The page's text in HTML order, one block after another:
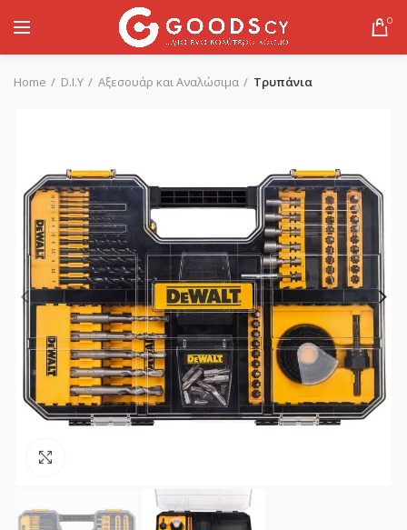
0
Home D.I.Y Αξεσουάρ και Αναλώσιμα Τρυπάνια